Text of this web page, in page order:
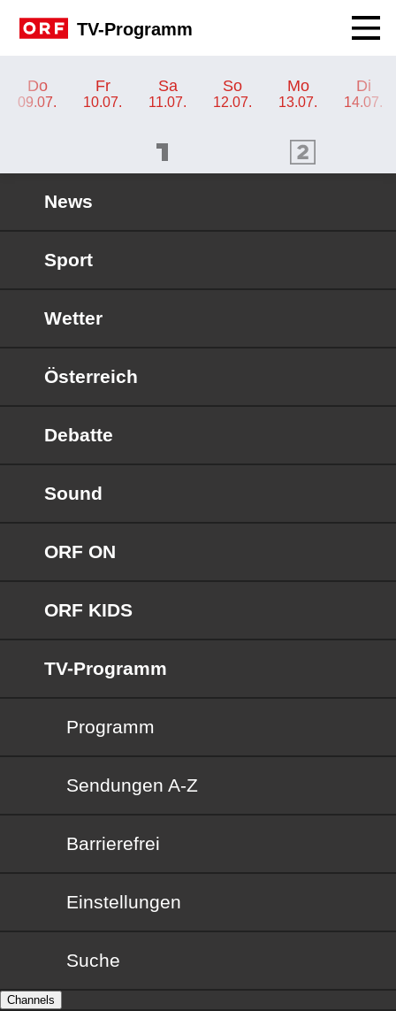
TV-Programm
Do
09.07.
Fr
10.07.
Sa
11.07.
So
12.07.
Mo
13.07.
Di
14.07.
ORF 2 Programm
News
Sport
Wetter
Österreich
Debatte
Sound
ORF ON
ORF KIDS
TV-Programm
Programm
Sendungen von A bis Z
Sendungen A-Z
Barrierefrei
Barrierefrei
Einstellungen
Suche
Channels